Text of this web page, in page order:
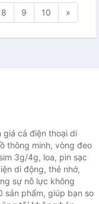
8 9 10 »
giá cả điện thoại di
thông minh, vòng đeo
3g/4g, loa, pin sạc
di động, thẻ nhớ,
sự nỗ lực không
sản phẩm, giúp bạn so